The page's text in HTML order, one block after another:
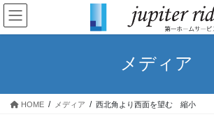
メディア
HOME メディア 西北角より西面を望む 縮小